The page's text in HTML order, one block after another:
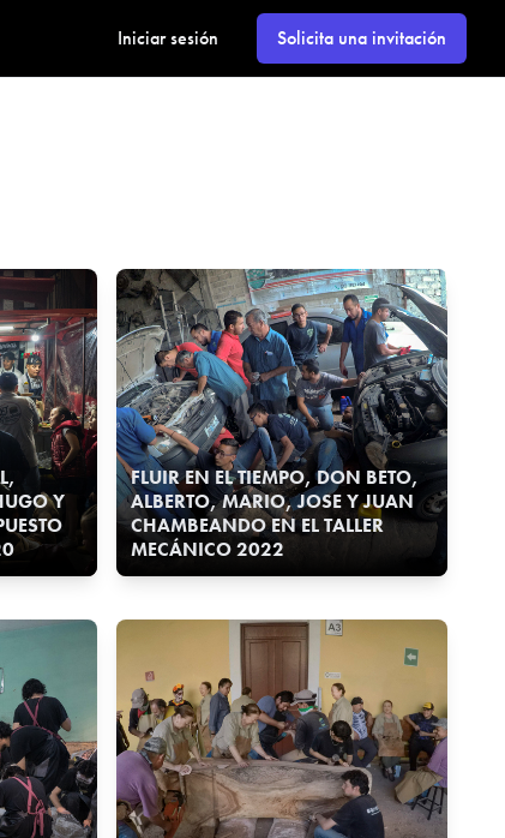
Iniciar sesión Solicita una invitación
Y
FLUIR EN EL TIEMPO, DON BETO,
ALBERTO, MARIO, JOSE Y JUAN
CHAMBEANDO EN EL TALLER
MECÁNICO 2022